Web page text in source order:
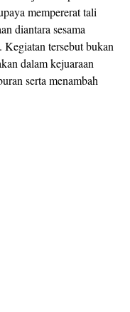
mempererat tali
diantara sesama
tersebut bukan
dalam kejuaraan
serta menambah